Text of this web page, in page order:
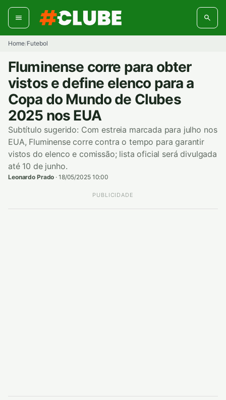
Pular
para
conteúdo
Home/Futebol
Fluminense corre para obter
vistos e define elenco para a
Copa do Mundo de Clubes
2025 nos EUA
Subtítulo sugerido: Com estreia marcada para julho nos
EUA, Fluminense corre contra o tempo para garantir
vistos do elenco e comissão; lista oficial será divulgada
até 10 de junho.
Leonardo Prado · 18/05/2025 10:00
PUBLICIDADE